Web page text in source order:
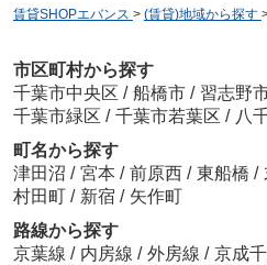
賃貸SHOPエバンス > (賃貸)地域から探す
市区町村から探す
千葉市中央区 / 船橋市 / 習志野
千葉市緑区 / 千葉市若葉区 / 八
町名から探す
津田沼 / 宮本 / 前原西 / 東船橋 /
村田町 / 新宿 / 矢作町
路線から探す
京葉線 / 内房線 / 外房線 / 京成